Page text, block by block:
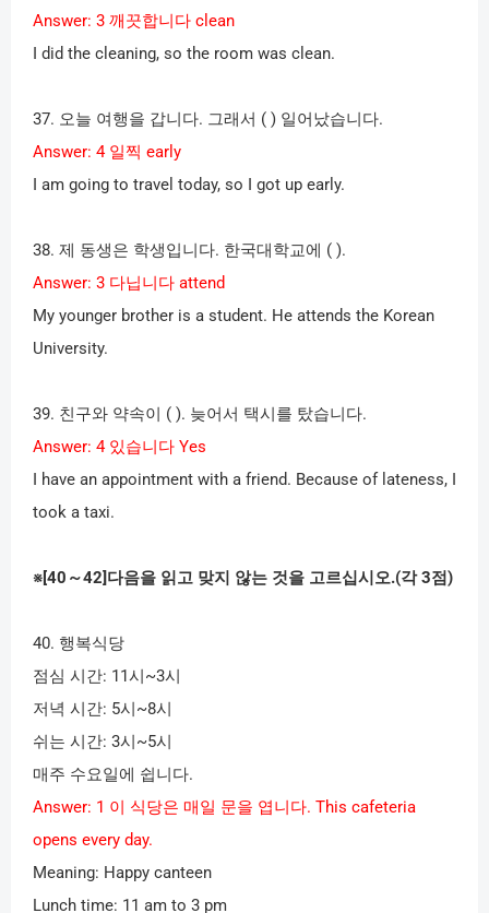
Answer: 3 깨끗합니다 clean
I did the cleaning, so the room was clean.
37. 오늘 여행을 갑니다. 그래서 ( ) 일어났습니다.
Answer: 4 일찍 early
I am going to travel today, so I got up early.
38. 제 동생은 학생입니다. 한국대학교에 ( ).
Answer: 3 다닙니다 attend
My younger brother is a student. He attends the Korean
University.
39. 친구와 약속이 ( ). 늦어서 택시를 탔습니다.
Answer: 4 있습니다 Yes
I have an appointment with a friend. Because of lateness, I
took a taxi.
※[40 ～42] 다음을 읽고 맞지 않는 것을 고르십시오.(각3점)
40. 행복식당
점심 시간: 11시 ~3시
저녁 시간: 5시 ~8시
쉬는 시간: 3시 ~5시
매주 수요일에 쉽니다.
Answer: 1 이 식당은 매일 문을 엽니다. This cafeteria
opens every day.
Meaning: Happy canteen
Lunch time: 11 am to 3 pm